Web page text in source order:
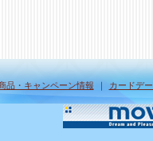
品・キャンペーン情報 ｜ カードデ